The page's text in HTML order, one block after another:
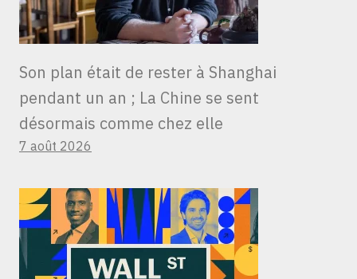
Son plan était de rester à Shanghai
pendant un an ; La Chine se sent
désormais comme chez elle
7 août 2026